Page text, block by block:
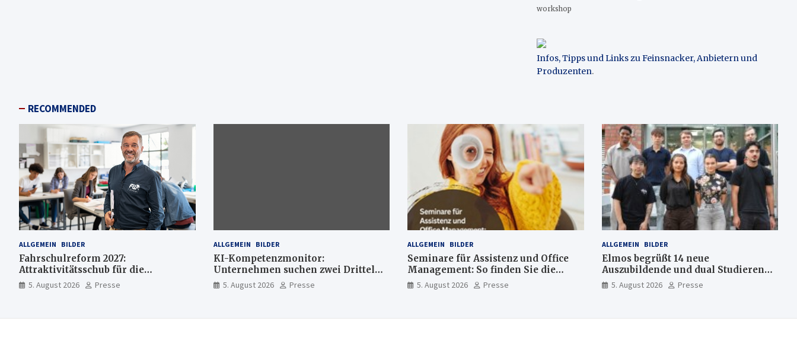
workshop
Infos, Tipps und Links zu Feinsnacker, Anbietern und
Produzenten.
RECOMMENDED
ALLGEMEIN BILDER
Fahrschulreform 2027:
Attraktivitätsschub für die
Fahrlehrerausbildung
5. August 2026 Presse
ALLGEMEIN BILDER
KI-Kompetenzmonitor:
Unternehmen suchen zwei Drittel
mehr KI-Experten
5. August 2026 Presse
ALLGEMEIN BILDER
Seminare für Assistenz und Office
Management: So finden Sie die
passende Weiterbildung
5. August 2026 Presse
ALLGEMEIN BILDER
Elmos begrüßt 14 neue
Auszubildende und dual Studierende
am Standort Dortmund
5. August 2026 Presse